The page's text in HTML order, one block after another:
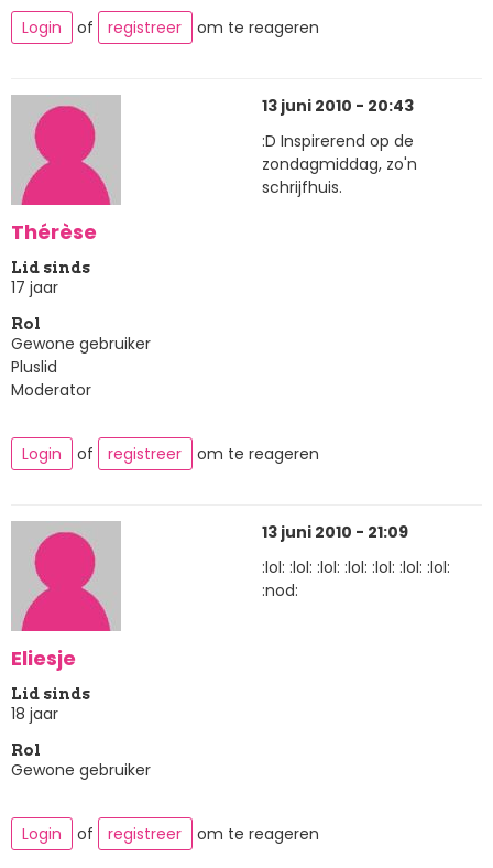
Login
of registreer om te reageren
Thérèse
Lid sinds
17 jaar
Rol
Gewone gebruiker
Pluslid
Moderator
13 juni 2010 - 20:43
:D Inspirerend op de
zondagmiddag, zo'n
schrijfhuis.
Login of registreer om te reageren
Eliesje
Lid sinds
18 jaar
Rol
Gewone gebruiker
13 juni 2010 - 21:09
:lol: :lol: :lol: :lol: :lol: :lol: :lol:
:nod:
Login of registreer om te reageren